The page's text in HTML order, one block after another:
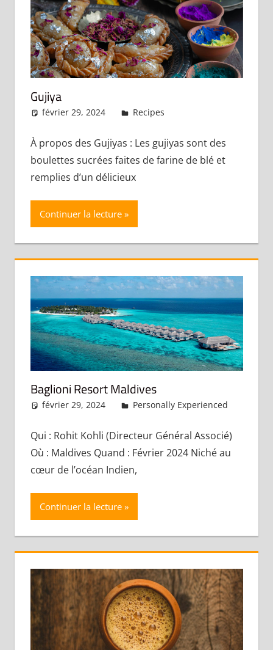
Gujiya
février 29, 2024 admin
Recipes
À propos des Gujiyas : Les gujiyas sont des
boulettes sucrées faites de farine de blé et
remplies d’un délicieux
Continuer la lecture
Baglioni Resort Maldives
février 29, 2024 admin
Personally Experienced
Qui : Rohit Kohli (Directeur Général Associé)
Où : Maldives Quand : Février 2024 Niché au
cœur de l’océan Indien,
Continuer la lecture